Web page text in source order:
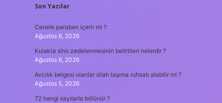
SIDEBAR
Son Yazılar
CeraVe paraben içerir mi ?
Ağustos 6, 2026
Kulakta sinir zedelenmesinin belirtileri nelerdir ?
Ağustos 6, 2026
Avcılık belgesi olanlar silah taşıma ruhsatı alabilir mi ?
Ağustos 5, 2026
72 hangi sayılarla bölünür ?